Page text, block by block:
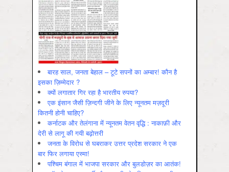
बारह साल, जनता बेहाल – टूटे सपनों का अम्बार! कौन है
इसका ज़िम्मेदार ?
क्यों लगातार गिर रहा है भारतीय रुपया?
एक इंसान जैसी ज़िन्दगी जीने के लिए न्यूनतम मज़दूरी
कितनी होनी चाहिए?
कर्नाटक और तेलंगाना में न्यूनतम वेतन वृद्धि : नाकाफ़ी और
देरी से लागू की गयी बढ़ोत्तरी
जनता के विरोध से घबराकर उत्तर प्रदेश सरकार ने एक
बार फिर लगाया एस्मा!
पश्चिम बंगाल में भाजपा सरकार और बुलडोज़र का आतंक!